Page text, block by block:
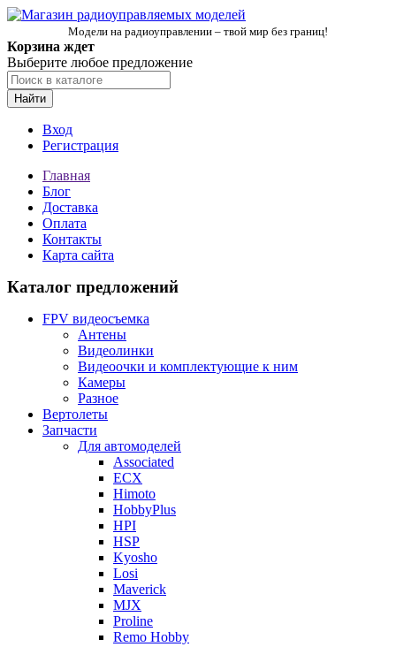
Модели на радиоуправлении – твой мир без границ!
Корзина ждет
Выберите любое предложение
Найти
Вход
Регистрация
Главная
Блог
Доставка
Оплата
Контакты
Карта сайта
Каталог предложений
FPV видеосъемка
Антены
Видеолинки
Видеоочки и комплектующие к ним
Камеры
Разное
Вертолеты
Запчасти
Для автомоделей
Associated
ECX
Himoto
HobbyPlus
HPI
HSP
Kyosho
Losi
Maverick
MJX
Proline
Remo Hobby